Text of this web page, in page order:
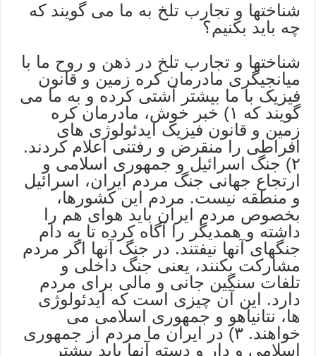
شناختها و تجارب تلخ به ما می گویند که
چه باید بکنیم؟
شناختها و تجارب تلخ در ذهن و روح ما با
میانجیگری مادرمان کره زمین و قانون
فیزیک با ما بیشتر آشتی کرده و به ما می
گویند که ۱) خبر خوش، مادرمان کره
زمین و قانون فیزیک ایدئولوژی های
افراطی را منقرض و رفتنی اعلام کردند.
۲) جنگ اسرائیل و جمهوری اسلامی و
ارتجاع جهانی جنگ مردم ایران، اسرائیل
و منطقه نیست. مردم این کشورها،
بخصوص مردم ایران باید هوای هم را
داشته و همدیگر را آگاه کرده تا به دام
جنگهای آنها نیفتند. در جنگ آنها اگر مردم
مشارکت بکنند، یعنی جنگ داخلی و
تلفات سنگین جانی و مالی برای مردم
دارد. این آن چیزی است که ایدئولوژی
ها، نتانیاهو و جمهوری اسلامی می
خواهند. ۳) در ایران ما مردم از جمهوری
اسلامی و دار و دسته آنها باید بیشتر